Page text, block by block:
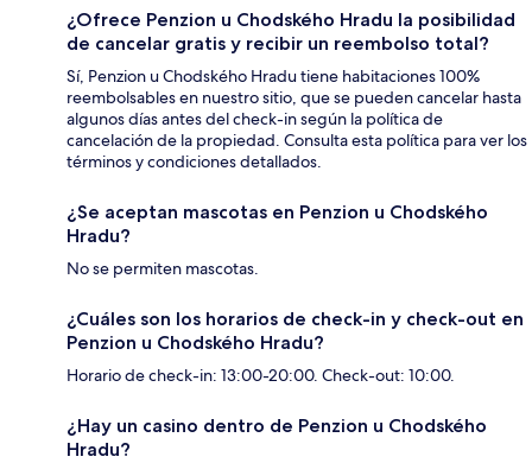
¿Ofrece Penzion u Chodského Hradu la posibilidad
de cancelar gratis y recibir un reembolso total?
Sí, Penzion u Chodského Hradu tiene habitaciones 100%
reembolsables en nuestro sitio, que se pueden cancelar hasta
algunos días antes del check-in según la política de
cancelación de la propiedad. Consulta esta política para ver los
términos y condiciones detallados.
¿Se aceptan mascotas en Penzion u Chodského
Hradu?
No se permiten mascotas.
¿Cuáles son los horarios de check-in y check-out en
Penzion u Chodského Hradu?
Horario de check-in: 13:00-20:00. Check-out: 10:00.
¿Hay un casino dentro de Penzion u Chodského
Hradu?